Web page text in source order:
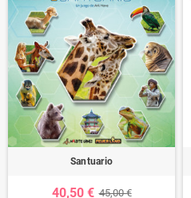
Santuario
40,50 € 45,00 €